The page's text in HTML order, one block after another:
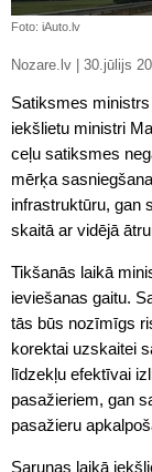
Foto: iAuto.lv
Nozare.lv |
Satiksmes
iekšlietu ministri
ceļu satiksmes
mērķa
infrastruktūru, gan
skaitā ar vidējā
Tikšanās laikā
ieviešanas gaitu.
tās būs nozīmīgs
korektai uzskaitei
līdzekļu efektīvai
pasažieriem, gan
pasažieru
Sarunas laikā